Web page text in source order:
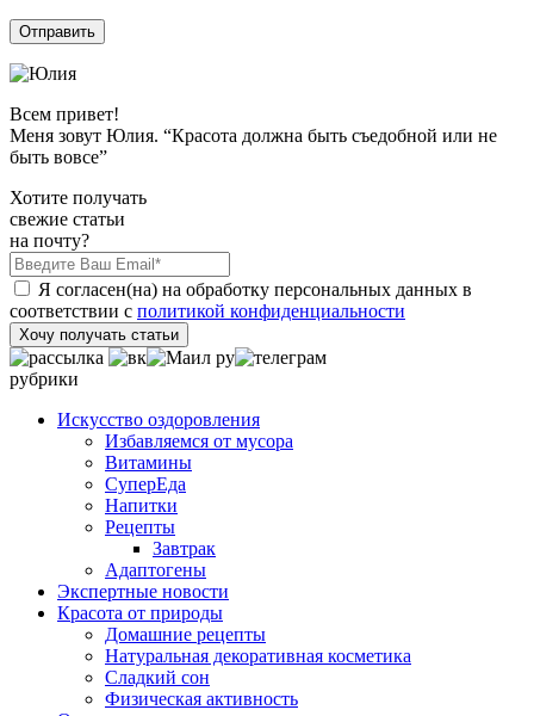
Всем привет!
Меня зовут Юлия. “Красота должна быть съедобной или не
быть вовсе”
Хотите получать
свежие статьи
на почту?
Я согласен(на) на обработку персональных данных в
соответствии с политикой конфиденциальности
Хочу получать статьи
рубрики
Искусство оздоровления
Избавляемся от мусора
Витамины
СуперЕда
Напитки
Рецепты
Завтрак
Адаптогены
Экспертные новости
Красота от природы
Домашние рецепты
Натуральная декоративная косметика
Сладкий сон
Физическая активность